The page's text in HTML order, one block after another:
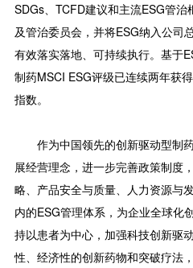
SDGs、TCFD建议和主流ESG管
及管治委员会，并将ESG纳入公司
有效落实落地、可持续执行。基于
制药MSCI ESG评级已连续两年获
指数。
作为中国领先的创新驱动型制
展经营理念，进一步完善政策制度
略、产品安全与质量、人力资源与
内的ESG管理体系，为企业全球化
持以患者为中心，加强科技创新驱
性、经济性的创新药物和突破疗法